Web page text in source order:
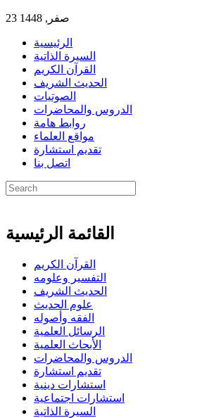
23 صفر, 1448
الرئيسية
السيرة الذاتية
القرآن الكريم
الحديث الشريف
الصوتيات
الدروس والمحاضرات
روابط هامة
مواقع العلماء
تقديم استشارة
اتصل بنا
القائمة الرئيسية
القرآن الكريم
التفسير وعلومه
الحديث الشريف
علوم الحديث
الفقه وأصوله
الرسائل العلمية
الأبحاث العلمية
الدروس والمحاضرات
تقديم استشارة
استشارات دينية
استشارات اجتماعية
السيرة الذاتية